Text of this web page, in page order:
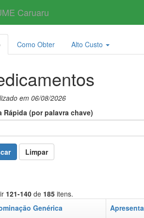
Caruaru
Como Obter Alto Custo
em 06/08/2026
Rápida (por palavra chave)
Limpar
121-140 de 185 itens.
Genérica